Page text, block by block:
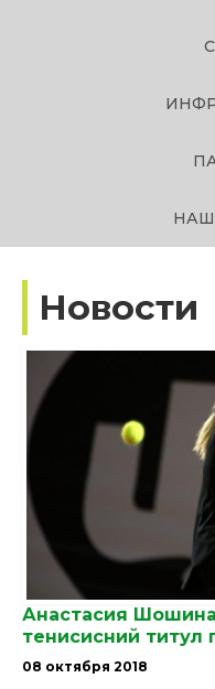
Новости
Анастасия
тенисисний титул
08 октября 2018